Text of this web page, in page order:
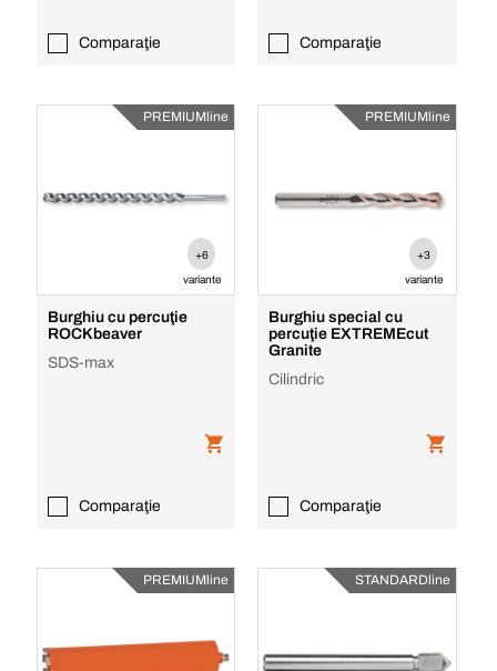
Comparaţie Comparaţie
PREMIUMline
+6
variante
Burghiu cu percuţie
ROCKbeaver
SDS-max
Comparaţie
PREMIUMline
+3
variante
Burghiu special cu
percuţie EXTREMEcut
Granite
Cilindric
Comparaţie
PREMIUMline STANDARDline